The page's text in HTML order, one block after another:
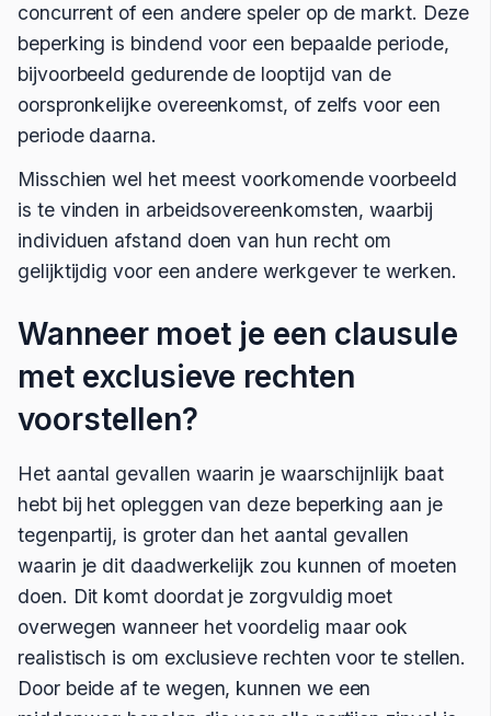
concurrent of een andere speler op de markt. Deze
beperking is bindend voor een bepaalde periode,
bijvoorbeeld gedurende de looptijd van de
oorspronkelijke overeenkomst, of zelfs voor een
periode daarna.
Misschien wel het meest voorkomende voorbeeld
is te vinden in arbeidsovereenkomsten, waarbij
individuen afstand doen van hun recht om
gelijktijdig voor een andere werkgever te werken.
Wanneer moet je een clausule
met exclusieve rechten
voorstellen?
Het aantal gevallen waarin je waarschijnlijk baat
hebt bij het opleggen van deze beperking aan je
tegenpartij, is groter dan het aantal gevallen
waarin je dit daadwerkelijk zou kunnen of moeten
doen. Dit komt doordat je zorgvuldig moet
overwegen wanneer het voordelig maar ook
realistisch is om exclusieve rechten voor te stellen.
Door beide af te wegen, kunnen we een